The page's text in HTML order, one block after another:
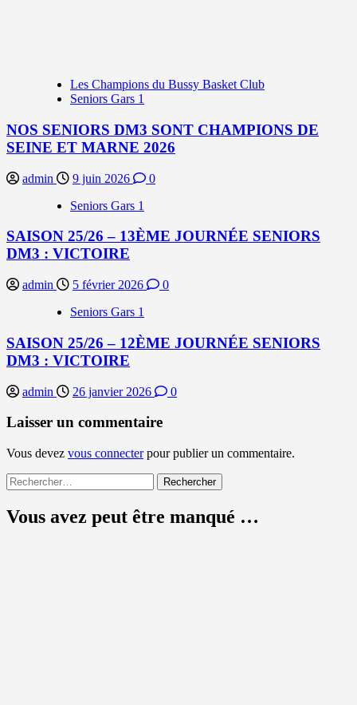
Les Champions du Bussy Basket Club
Seniors Gars 1
NOS SENIORS DM3 SONT CHAMPIONS DE
SEINE ET MARNE 2026
admin 9 juin 2026
0
Seniors Gars 1
SAISON 25/26 – 13ÈME JOURNÉE SENIORS
DM3 : VICTOIRE
admin 5 février 2026
0
Seniors Gars 1
SAISON 25/26 – 12ÈME JOURNÉE SENIORS
DM3 : VICTOIRE
admin 26 janvier 2026 0
Laisser un commentaire
Vous devez vous connecterpour publier un commentaire.
Rechercher :
Vous avez peut être manqué …